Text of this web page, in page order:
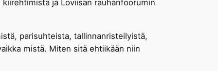
ja Loviisan rauhanfoorumin
parisuhteista, tallinnanristeilyistä,
mistä. Miten sitä ehtiikään niin